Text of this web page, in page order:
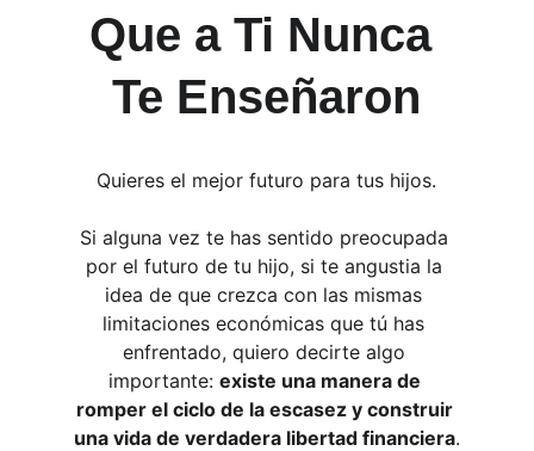
Que a Ti Nunca
Te Enseñaron
Quieres el mejor futuro para tus hijos.
Si alguna vez te has sentido preocupada
por el futuro de tu hijo, si te angustia la
idea de que crezca con las mismas
limitaciones económicas que tú has
enfrentado, quiero decirte algo
importante: existe una manera de
romper el ciclo de la escasez y construir
una vida de verdadera libertad financiera.